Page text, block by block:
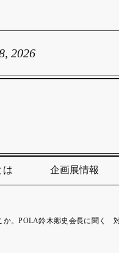
2026
は 企画展情報
か。POLA鈴木鄕史会長に聞く